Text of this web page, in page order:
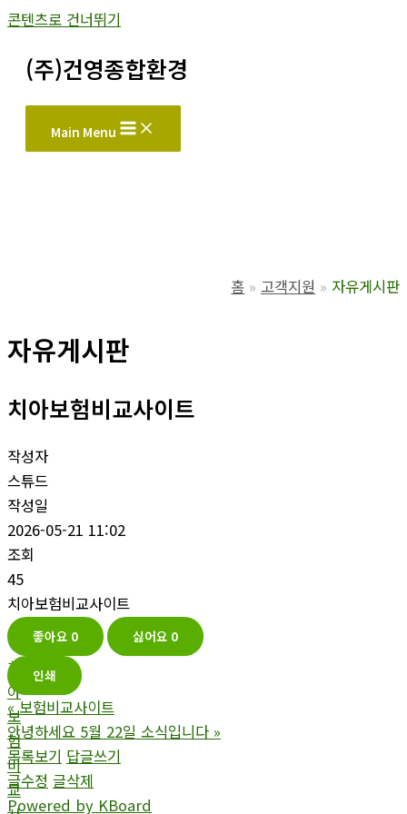
콘텐츠로 건너뛰기
(주)건영종합환경
Main Menu
홈 고객지원 자유게시판
자유게시판
치아보험비교사이트
작성자
스튜드
작성일
2026-05-21 11:02
조회
45
치아보험비교사이트
치
아
보
험
비
교
좋아요 0 싫어요 0
인쇄
« 보험비교사이트
안녕하세요 5월 22일 소식입니다 »
목록보기 답글쓰기
글수정 글삭제
Powered by KBoard